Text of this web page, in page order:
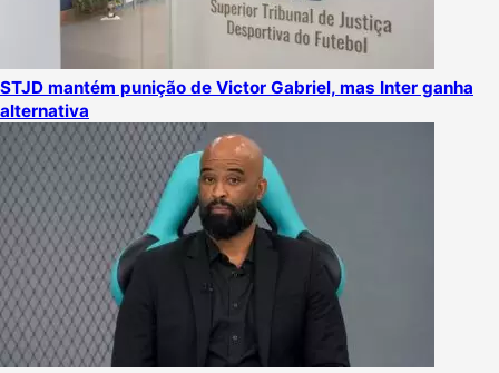
STJD mantém punição de Victor Gabriel, mas Inter ganha
alternativa